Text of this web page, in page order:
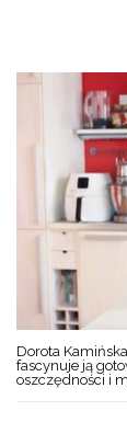
Dorota
fascynuje ją
oszczędności i